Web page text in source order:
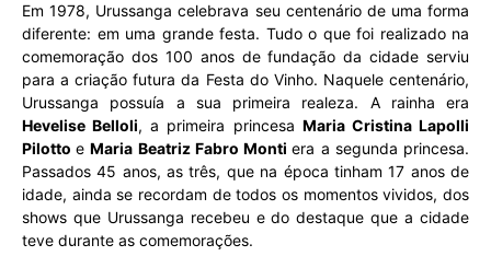
Em 1978, Urussanga celebrava seu centenário de uma forma
diferente: em uma grande festa. Tudo o que foi realizado na
comemoração dos 100 anos de fundação da cidade serviu
para a criação futura da Festa do Vinho. Naquele centenário,
Urussanga possuía a sua primeira realeza. A rainha era
Hevelise Belloli, a primeira princesa Maria Cristina Lapolli
PilottoeMaria Beatriz Fabro Montiera a segunda princesa.
Passados 45 anos, as três, que na época tinham 17 anos de
idade, ainda se recordam de todos os momentos vividos, dos
shows que Urussanga recebeu e do destaque que a cidade
teve durante as comemorações.